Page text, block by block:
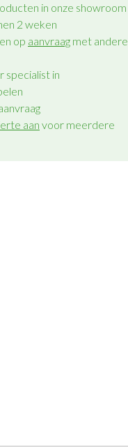
in onze showroom
2 weken
op aanvraag met andere
specialist in
aan voor meerdere